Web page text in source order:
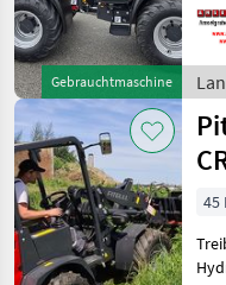
Gebrauchtmaschine
/
45